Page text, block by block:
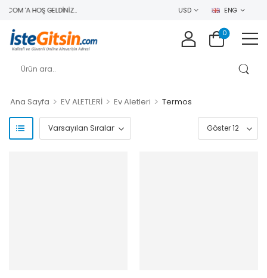
'A HOŞ GELDINIZ.. USD ENG
0
Ana Sayfa > EV ALETLERİ > Ev Aletleri > Termos